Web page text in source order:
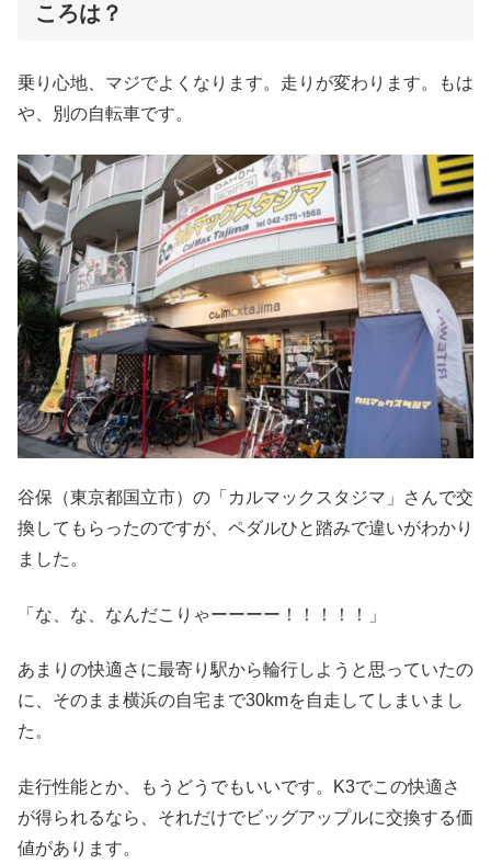
ころは？
乗り心地、マジでよくなります。走りが変わります。もは
や、別の自転車です。
谷保（東京都国立市）の「カルマックスタジマ」さんで交
換してもらったのですが、ペダルひと踏みで違いがわかり
ました。
「な、な、なんだこりゃーーーー！！！！！」
あまりの快適さに最寄り駅から輪行しようと思っていたの
に、そのまま横浜の自宅まで30kmを自走してしまいまし
た。
走行性能とか、もうどうでもいいです。K3でこの快適さ
が得られるなら、それだけでビッグアップルに交換する価
値があります。